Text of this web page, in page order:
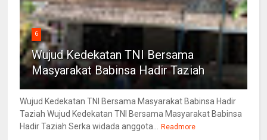
6
Wujud Kedekatan TNI Bersama
Masyarakat Babinsa Hadir Taziah
Wujud Kedekatan TNI Bersama Masyarakat Babinsa Hadir
Taziah Wujud Kedekatan TNI Bersama Masyarakat Babinsa
Hadir Taziah Serka widada anggota... Readmore